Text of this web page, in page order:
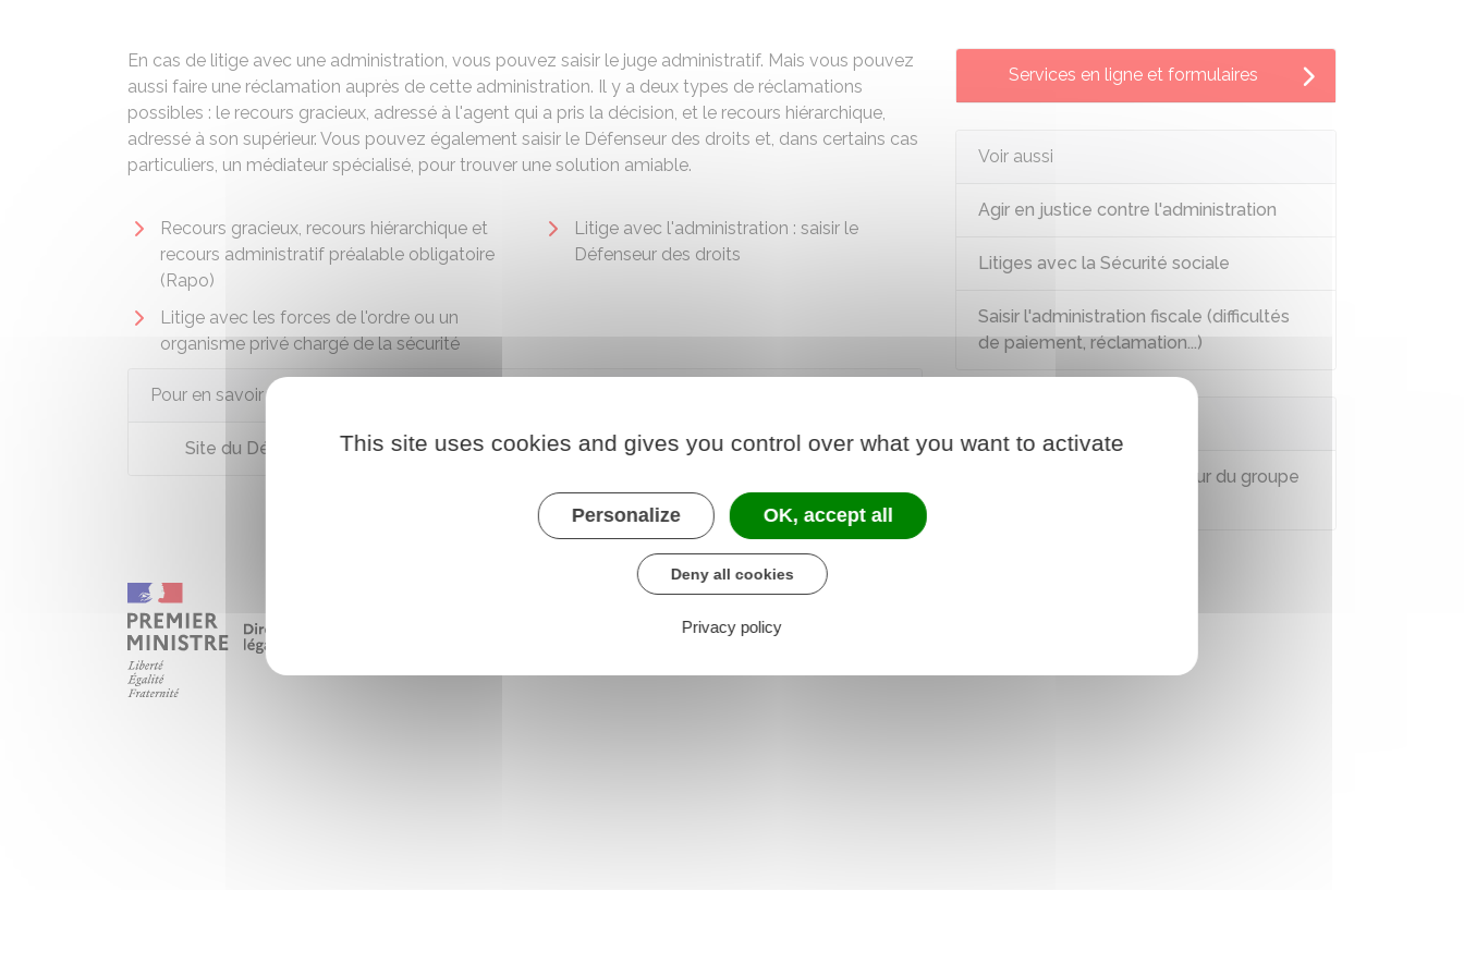
En cas de litige avec une administration, vous pouvez saisir le juge administratif. Mais vous pouvez
aussi faire une réclamation auprès de cette administration. Il y a deux types de réclamations
possibles : le recours gracieux, adressé à l'agent qui a pris la décision, et le recours hiérarchique,
adressé à son supérieur. Vous pouvez également saisir le Défenseur des droits et, dans certains cas
particuliers, un médiateur spécialisé, pour trouver une solution amiable.
Recours gracieux, recours hiérarchique et
recours administratif préalable obligatoire
(Rapo)
Litige avec l'administration : saisir le
Défenseur des droits
Litige avec les forces de l'ordre ou un
organisme privé chargé de la sécurité
Pour en savoir plus
Site du Défenseur des droits
Services en ligne et formulaires
Voir aussi
Agir en justice contre l'administration
Litiges avec la Sécurité sociale
Saisir l'administration fiscale (difficultés
de paiement, réclamation...)
Comment saisir le Médiateur du groupe
This site uses cookies and gives you control over what you want to activate
Personalize OK, accept all
Deny all cookies
Privacy policy